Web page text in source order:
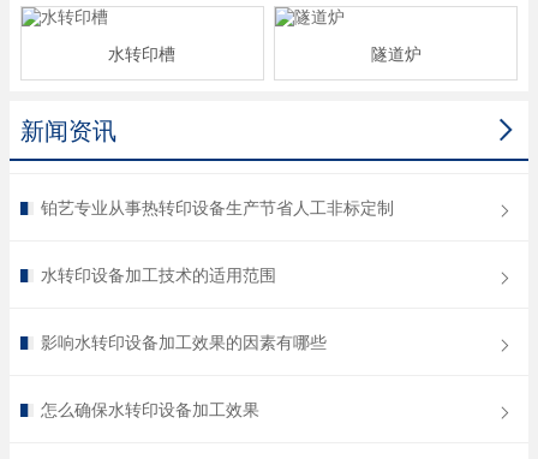
水转印槽 隧道炉

新闻资讯
铂艺专业从事热转印设备生产节省人工非标定制
水转印设备加工技术的适用范围
影响水转印设备加工效果的因素有哪些
怎么确保水转印设备加工效果